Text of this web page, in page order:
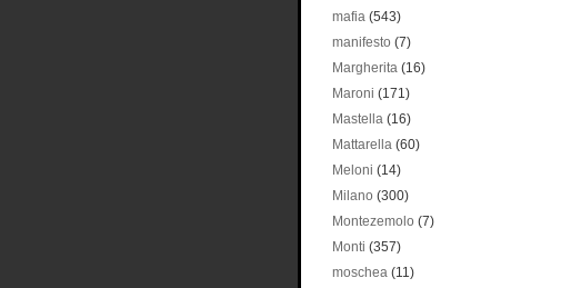
mafia (543)
manifesto (7)
Margherita (16)
Maroni (171)
Mastella (16)
Mattarella (60)
Meloni (14)
Milano (300)
Montezemolo (7)
Monti (357)
moschea (11)